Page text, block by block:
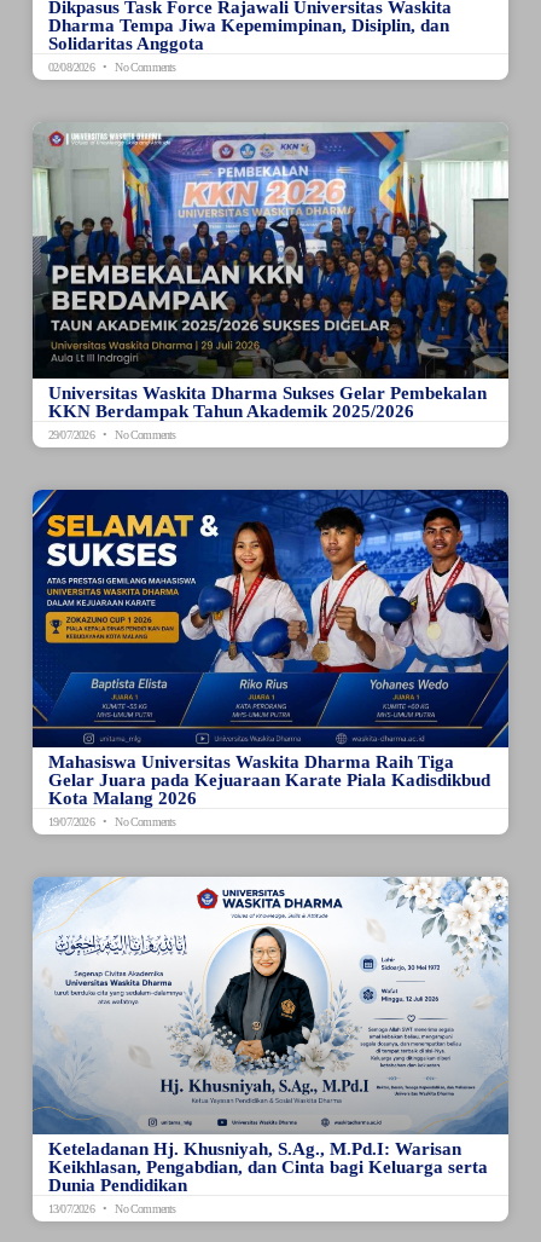
Dikpasus Task Force Rajawali Universitas Waskita
Dharma Tempa Jiwa Kepemimpinan, Disiplin, dan
Solidaritas Anggota
02/08/2026 No Comments
Universitas Waskita Dharma Sukses Gelar Pembekalan
KKN Berdampak Tahun Akademik 2025/2026
29/07/2026 No Comments
Mahasiswa Universitas Waskita Dharma Raih Tiga
Gelar Juara pada Kejuaraan Karate Piala Kadisdikbud
Kota Malang 2026
19/07/2026 No Comments
Keteladanan Hj. Khusniyah, S.Ag., M.Pd.I: Warisan
Keikhlasan, Pengabdian, dan Cinta bagi Keluarga serta
Dunia Pendidikan
13/07/2026 No Comments